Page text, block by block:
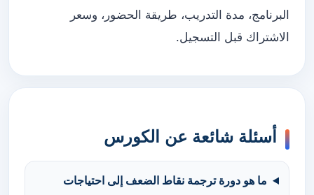
البرنامج، مدة التدريب، طريقة الحضور، وسعر
الاشتراك قبل التسجيل.
أسئلة شائعة عن الكورس
ما هو دورة ترجمة نقاط الضعف إلى احتياجات